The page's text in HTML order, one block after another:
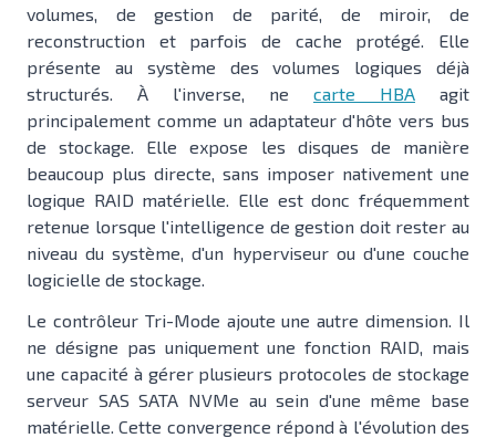
volumes, de gestion de parité, de miroir, de
reconstruction et parfois de cache protégé. Elle
présente au système des volumes logiques déjà
structurés. À l'inverse, ne carte HBA agit
principalement comme un adaptateur d'hôte vers bus
de stockage. Elle expose les disques de manière
beaucoup plus directe, sans imposer nativement une
logique RAID matérielle. Elle est donc fréquemment
retenue lorsque l'intelligence de gestion doit rester au
niveau du système, d'un hyperviseur ou d'une couche
logicielle de stockage.
Le contrôleur Tri-Mode ajoute une autre dimension. Il
ne désigne pas uniquement une fonction RAID, mais
une capacité à gérer plusieurs protocoles de stockage
serveur SAS SATA NVMe au sein d'une même base
matérielle. Cette convergence répond à l'évolution des